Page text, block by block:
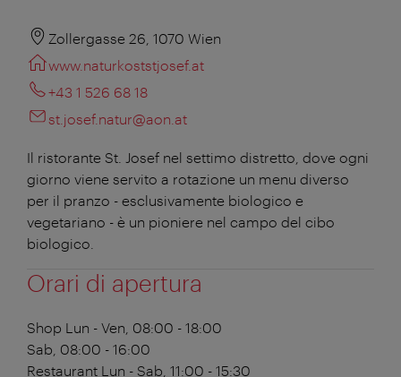
Zollergasse 26, 1070 Wien
www.naturkoststjosef.at
+43 1 526 68 18
st.josef.natur@aon.at
Il ristorante St. Josef nel settimo distretto, dove ogni
giorno viene servito a rotazione un menu diverso
per il pranzo - esclusivamente biologico e
vegetariano - è un pioniere nel campo del cibo
biologico.
Orari di apertura
Shop Lun - Ven, 08:00 - 18:00
Sab, 08:00 - 16:00
Restaurant Lun - Sab, 11:00 - 15:30